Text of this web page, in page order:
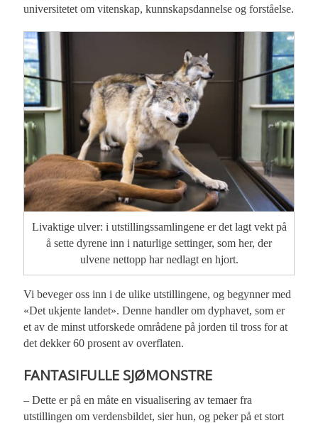
universitetet om vitenskap, kunnskapsdannelse og forståelse.
Livaktige ulver: i utstillingssamlingene er det lagt vekt på
å sette dyrene inn i naturlige settinger, som her, der
ulvene nettopp har nedlagt en hjort.
Vi beveger oss inn i de ulike utstillingene, og begynner med
«Det ukjente landet». Denne handler om dyphavet, som er
et av de minst utforskede områdene på jorden til tross for at
det dekker 60 prosent av overflaten.
FANTASIFULLE SJØMONSTRE
– Dette er på en måte en visualisering av temaer fra
utstillingen om verdensbildet, sier hun, og peker på et stort